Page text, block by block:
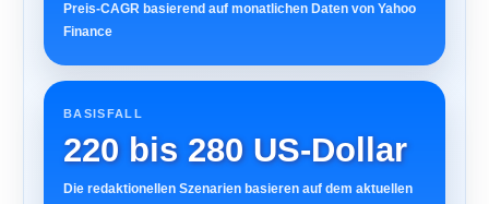
Preis-CAGR basierend auf monatlichen Daten von Yahoo
Finance
BASISFALL
220 bis 280 US-Dollar
Die redaktionellen Szenarien basieren auf dem aktuellen